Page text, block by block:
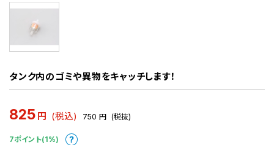
タンク内のゴミや異物をキャッチします！
825 円 (税込) 750 円 (税抜)
7ポイント(1%)